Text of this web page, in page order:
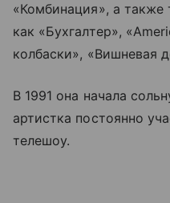
«Комбинация», а также
как «Бухгалтер»,
колбаски», «Вишневая
В 1991 она начала
артистка постоянно
телешоу.